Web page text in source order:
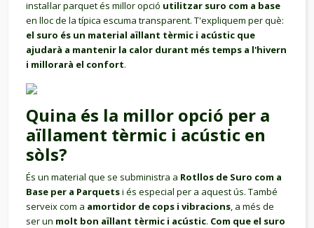
instal·lar parquet és millor opció utilitzar suro com a base
en lloc de la típica escuma transparent. T'expliquem per què:
el suro és un material aïllant tèrmic i acústic que
ajudarà a mantenir la calor durant més temps a l'hivern
i millorarà el confort.
Quina és la millor opció per a
aïllament tèrmic i acústic en
sòls?
És un material que se subministra a Rotllos de Suro com a
Base per a Parquetsi és especial per a aquest ús. També
serveix com a amortidor de cops i vibracions, a més de
ser un molt bon aïllant tèrmic i acústic. Com que el suro